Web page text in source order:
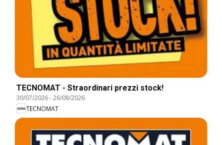
TECNOMAT - Straordinari prezzi stock!
30/07/2026-26/08/2026
TECNOMAT